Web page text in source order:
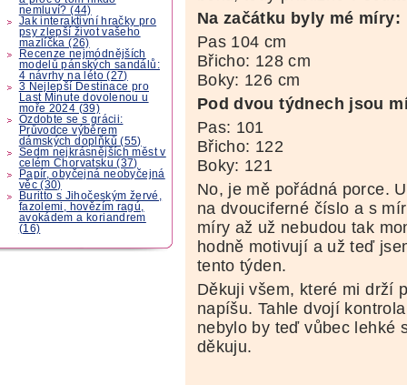
nemluví? (44)
Jak interaktivní hračky pro
psy zlepší život vašeho
mazlíčka (26)
Recenze nejmódnějších
modelů pánských sandálů:
4 návrhy na léto (27)
3 Nejlepší Destinace pro
Last Minute dovolenou u
moře 2024 (39)
Ozdobte se s grácii:
Průvodce výběrem
dámských doplňků (55)
Sedm nejkrásnějších měst v
celém Chorvatsku (37)
Papír, obyčejná neobyčejná
věc (30)
Buritto s Jihočeským žervé,
fazolemi, hovězím ragú,
avokádem a koriandrem
(16)
Na začátku byly mé míry:
Pas 104 cm
Břicho: 128 cm
Boky: 126 cm
Pod dvou týdnech jsou
Pas: 101
Břicho: 122
Boky: 121
No, je mě pořádná porce.
na dvouciferné číslo a s
míry až už nebudou tak
hodně motivují a už teď
tento týden.
Děkuji všem, které mi drží
napíšu. Tahle dvojí
nebylo by teď vůbec lehké
děkuju.